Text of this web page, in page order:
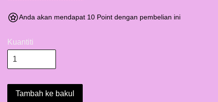
Anda akan mendapat 10 Point dengan pembelian ini
Kuantiti
Tambah ke bakul